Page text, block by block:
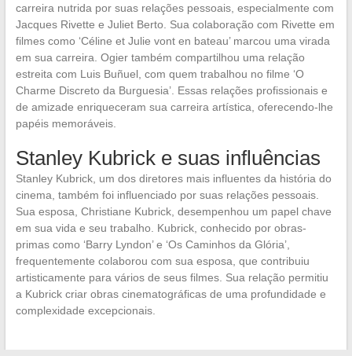
carreira nutrida por suas relações pessoais, especialmente com
Jacques Rivette e Juliet Berto. Sua colaboração com Rivette em
filmes como ‘Céline et Julie vont en bateau’ marcou uma virada
em sua carreira. Ogier também compartilhou uma relação
estreita com Luis Buñuel, com quem trabalhou no filme ‘O
Charme Discreto da Burguesia’. Essas relações profissionais e
de amizade enriqueceram sua carreira artística, oferecendo-lhe
papéis memoráveis.
Stanley Kubrick e suas influências
Stanley Kubrick, um dos diretores mais influentes da história do
cinema, também foi influenciado por suas relações pessoais.
Sua esposa, Christiane Kubrick, desempenhou um papel chave
em sua vida e seu trabalho. Kubrick, conhecido por obras-
primas como ‘Barry Lyndon’ e ‘Os Caminhos da Glória’,
frequentemente colaborou com sua esposa, que contribuiu
artisticamente para vários de seus filmes. Sua relação permitiu
a Kubrick criar obras cinematográficas de uma profundidade e
complexidade excepcionais.